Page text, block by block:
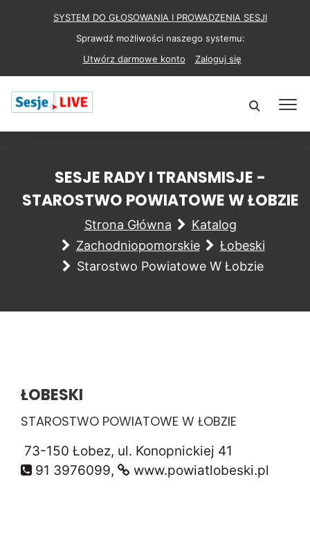
SYSTEM DO GŁOSOWANIA I PROWADZENIA SESJI
Sprawdź możliwości naszego systemu:
Utwórz darmowe konto
Zaloguj się
SESJE RADY I TRANSMISJE -
STAROSTWO POWIATOWE W ŁOBZIE
Strona Główna
Katalog
Zachodniopomorskie
Łobeski
Starostwo Powiatowe W Łobzie
ŁOBESKI
STAROSTWO POWIATOWE W ŁOBZIE
73-150 Łobez, ul. Konopnickiej 41
91 3976099,
www.powiatlobeski.pl